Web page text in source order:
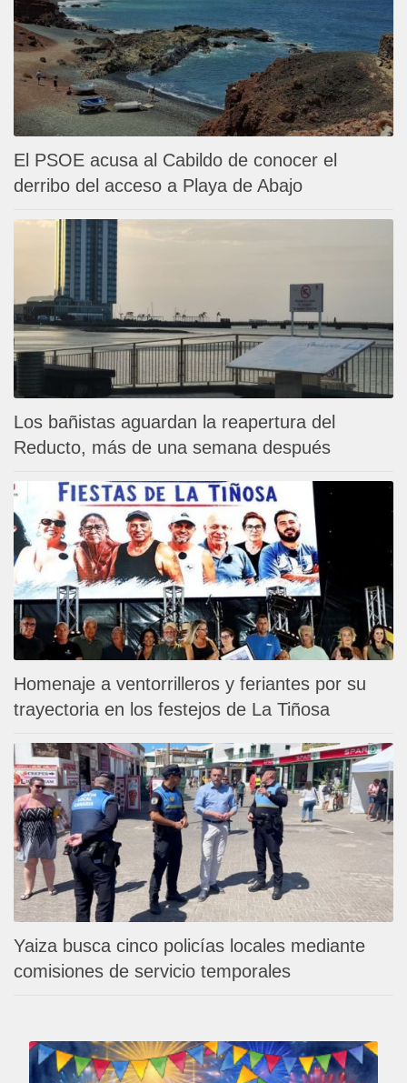
El PSOE acusa al Cabildo de conocer el
derribo del acceso a Playa de Abajo
Los bañistas aguardan la reapertura del
Reducto, más de una semana después
Homenaje a ventorrilleros y feriantes por su
trayectoria en los festejos de La Tiñosa
Yaiza busca cinco policías locales mediante
comisiones de servicio temporales